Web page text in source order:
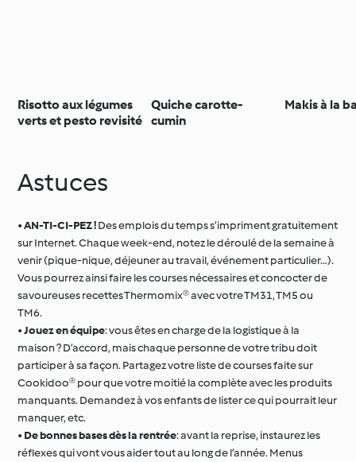
Risotto aux légumes
verts et pesto revisité
Quiche carotte-
cumin
Makis à la
Astuces
•AN-TI-CI-PEZ !Des emplois du temps s’impriment gratuitement
sur Internet. Chaque week-end, notez le déroulé de la semaine à
venir (pique-nique, déjeuner au travail, événement particulier…).
Vous pourrez ainsi faire les courses nécessaires et concocter de
savoureuses recettes Thermomix® avec votre TM31, TM5 ou
TM6.
•Jouez en équipe: vous êtes en charge de la logistique à la
maison ? D’accord, mais chaque personne de votre tribu doit
participer à sa façon. Partagez votre liste de courses faite sur
Cookidoo® pour que votre moitié la complète avec les produits
manquants. Demandez à vos enfants de lister ce qui pourrait leur
manquer, etc.
• De bonnes bases dès la rentrée: avant la reprise, instaurez les
réflexes qui vont vous aider tout au long de l’année. Menus